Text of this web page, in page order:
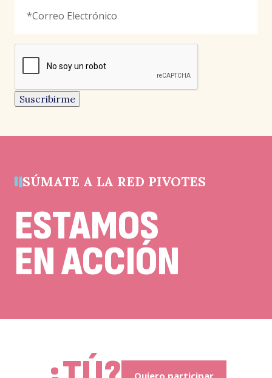
la
señala
campo
un
campo
de
debe
Electrónico *
reCAPTCHA
Suscribirme
SÚMATE A LA RED PIVOTES
ESTAMOS
EN ACCIÓN